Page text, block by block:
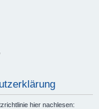
hier nachlesen: